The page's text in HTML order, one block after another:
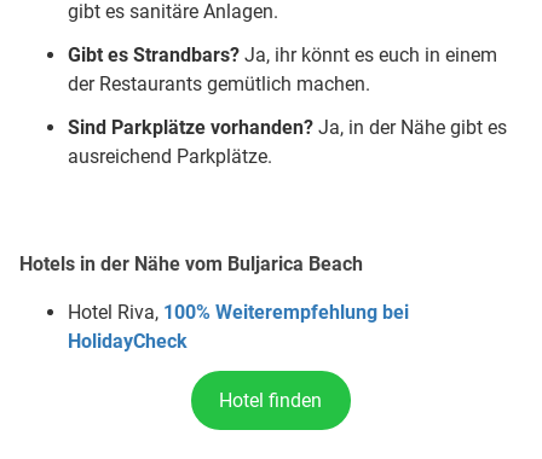
gibt es sanitäre Anlagen.
Gibt es Strandbars? Ja, ihr könnt es euch in einem
der Restaurants gemütlich machen.
Sind Parkplätze vorhanden? Ja, in der Nähe gibt es
ausreichend Parkplätze.
Hotels in der Nähe vom Buljarica Beach
Hotel Riva, 100% Weiterempfehlung bei
HolidayCheck
Hotel finden